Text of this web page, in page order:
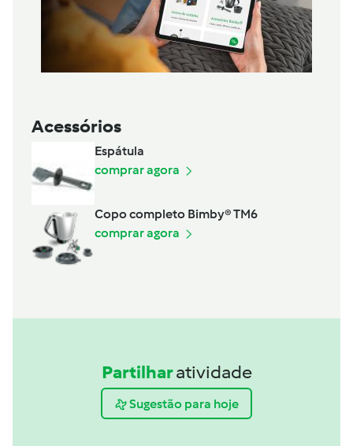
Acessórios
Espátula
comprar agora
Copo completo Bimby® TM6
comprar agora
Partilharatividade
Sugestão para hoje